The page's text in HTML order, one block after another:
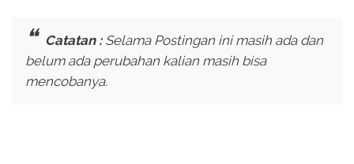
Catatan :Selama Postingan ini masih ada dan
belum ada perubahan kalian masih bisa
mencobanya.